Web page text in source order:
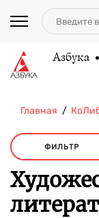
Азбука
Главная
ФИЛЬТР